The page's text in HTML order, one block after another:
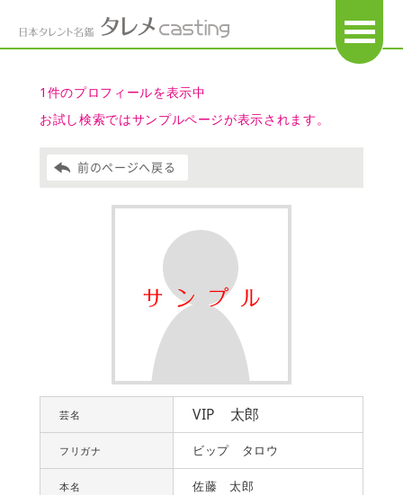
1件のプロフィールを表示中
お試し検索ではサンプルページが表示されます。
前のページへ戻る
芸名 VIP 太郎
フリガナ ビップ タロウ
本名 佐藤 太郎